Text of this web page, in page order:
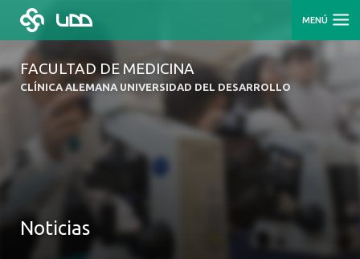
MENÚ
FACULTAD DE MEDICINA
CLÍNICA ALEMANA UNIVERSIDAD DEL DESARROLLO
Noticias